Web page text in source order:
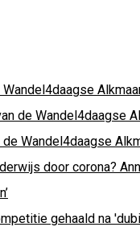
de Wandel4daagse
Wandel4daagse
door corona?
gehaald na